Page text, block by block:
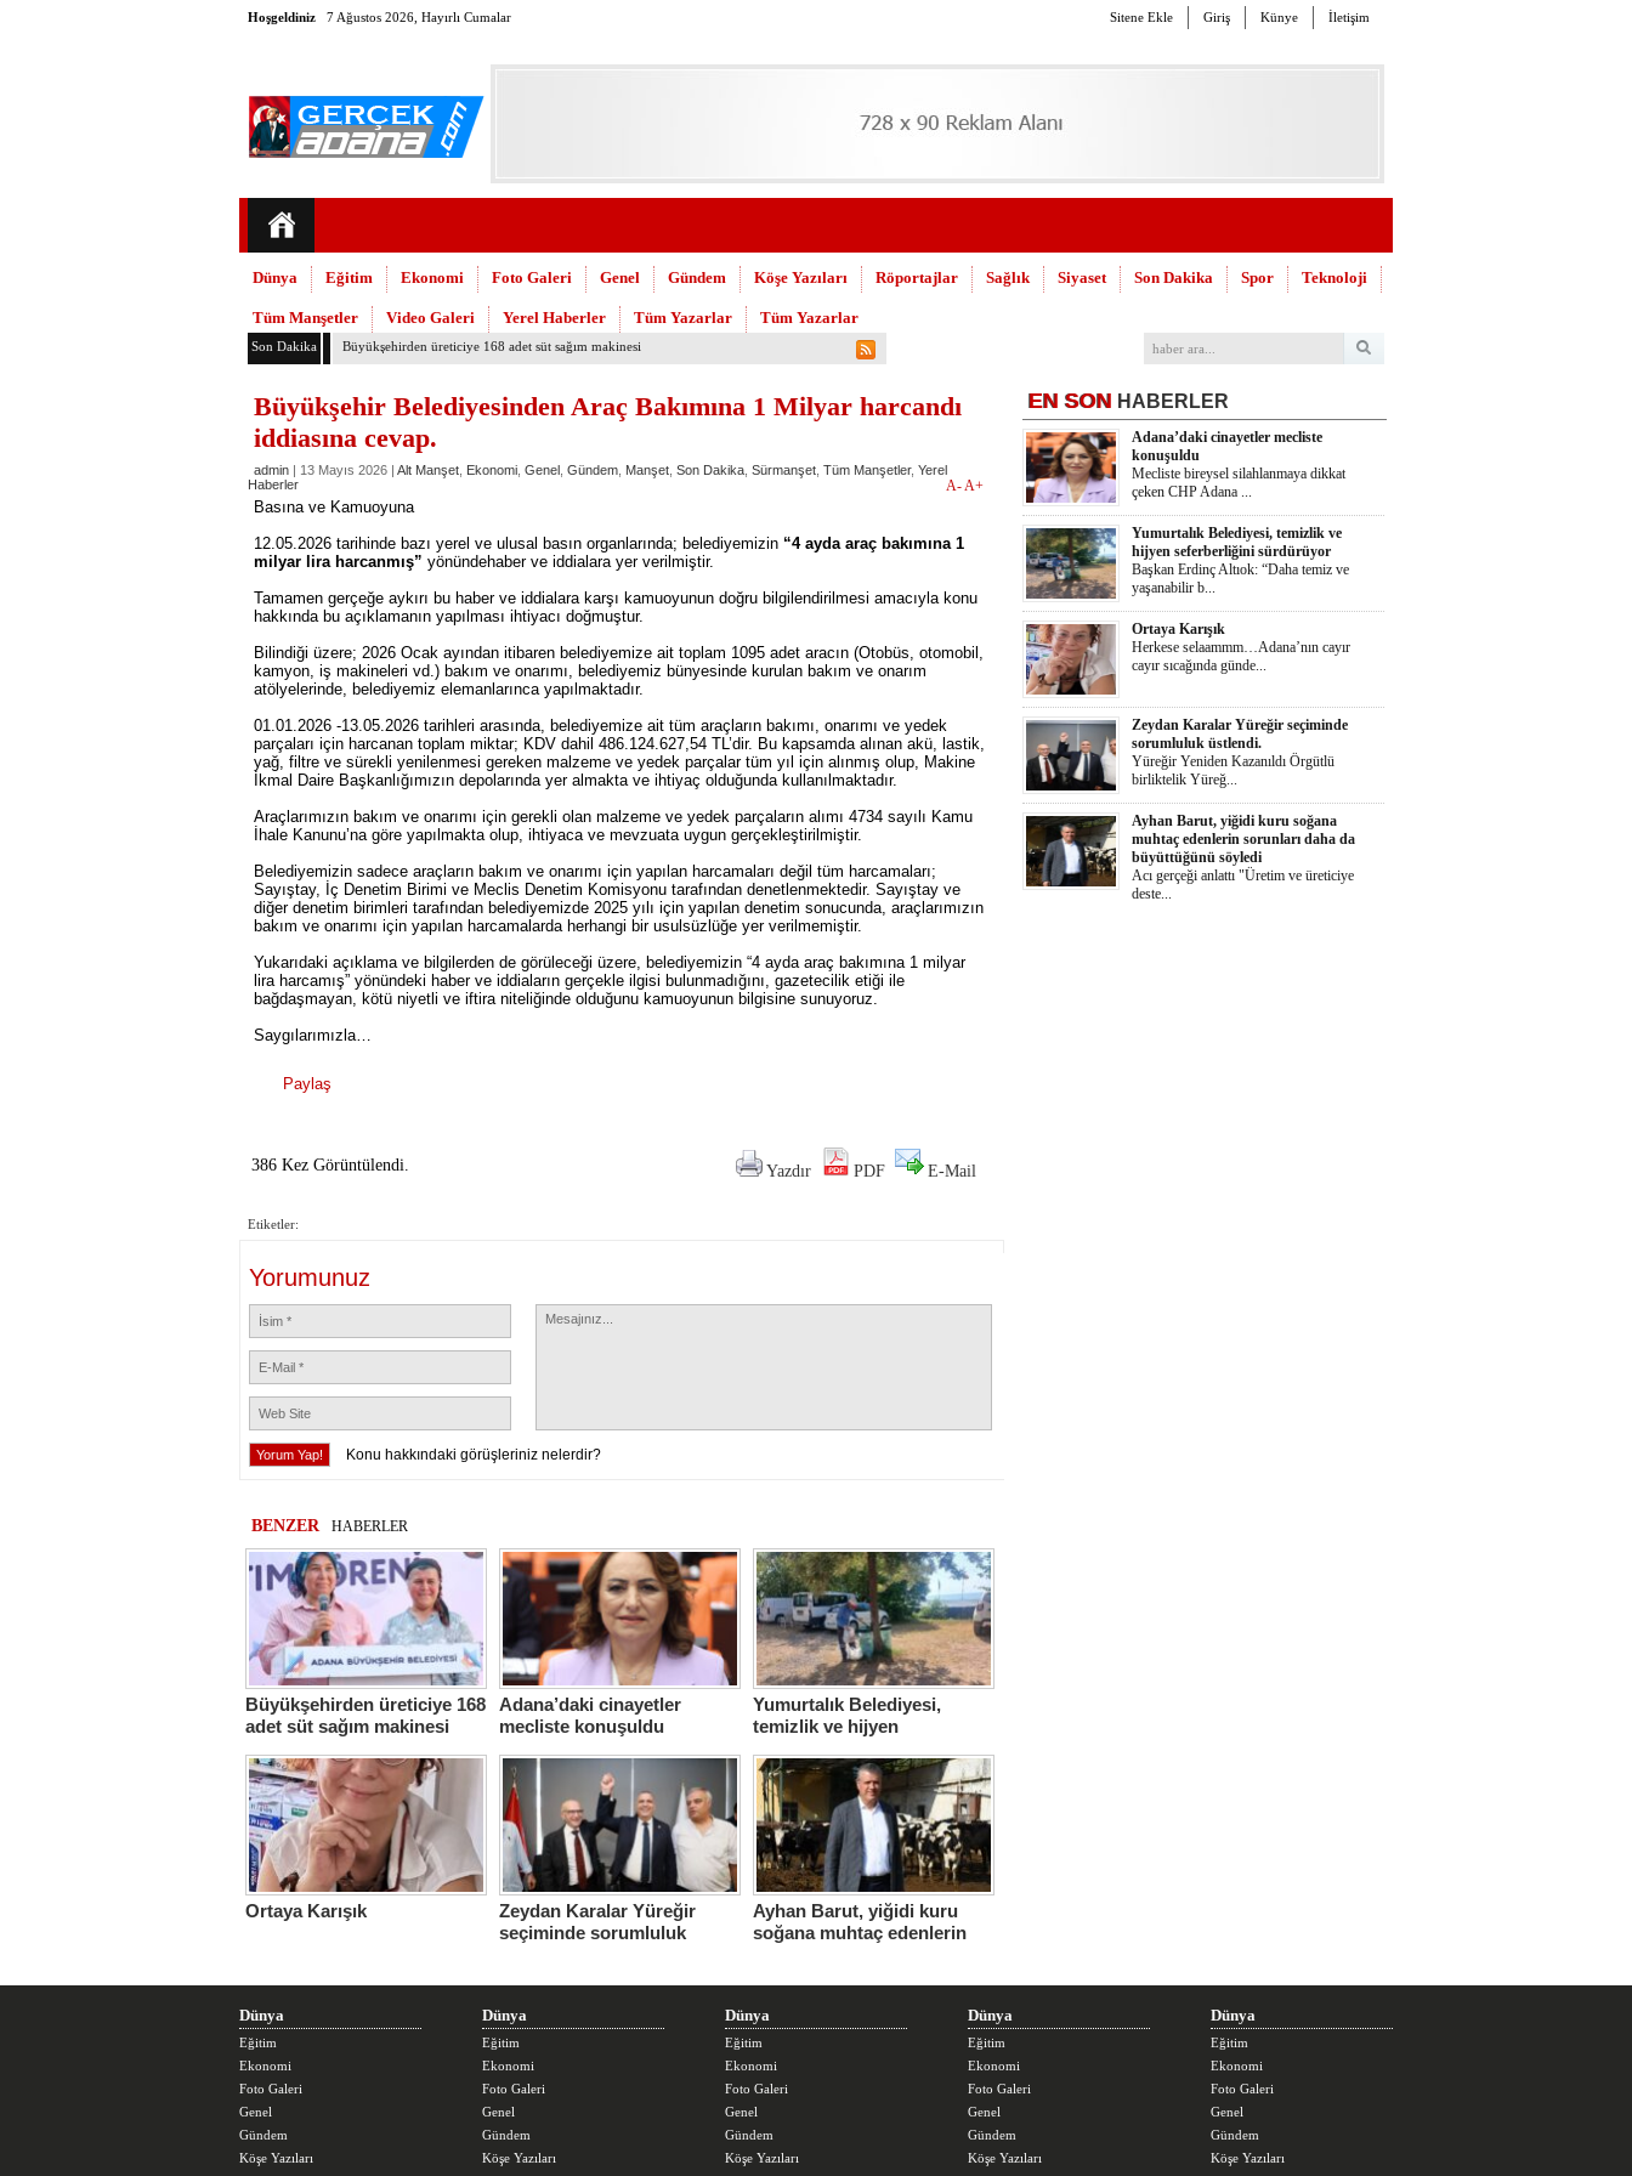
Hoşgeldiniz 7 Ağustos 2026, Hayırlı Cumalar Sitene Ekle Giriş Künye İletişim
Dünya Eğitim Ekonomi Foto Galeri Genel Gündem Köşe Yazıları Röportajlar Sağlık Siyaset Son Dakika Spor Teknoloji
Tüm Manşetler Video Galeri Yerel Haberler Tüm Yazarlar Tüm Yazarlar
Son Dakika Adana’daki cinayetler mecliste konuşuldu
Büyükşehir Belediyesinden Araç Bakımına 1 Milyar harcandı
iddiasına cevap.
admin | 13 Mayıs 2026 | Alt Manşet Ekonomi Genel Gündem Manşet Son Dakika Sürmanşet Tüm Manşetler, Yerel
Haberler
A-A+
Basına ve Kamuoyuna
12.05.2026 tarihinde bazı yerel ve ulusal basın organlarında; belediyemizin “4 ayda araç bakımına 1
milyar lira harcanmış” yönündehaber ve iddialara yer verilmiştir.
Tamamen gerçeğe aykırı bu haber ve iddialara karşı kamuoyunun doğru bilgilendirilmesi amacıyla konu
hakkında bu açıklamanın yapılması ihtiyacı doğmuştur.
Bilindiği üzere; 2026 Ocak ayından itibaren belediyemize ait toplam 1095 adet aracın (Otobüs, otomobil,
kamyon, iş makineleri vd.) bakım ve onarımı, belediyemiz bünyesinde kurulan bakım ve onarım
atölyelerinde, belediyemiz elemanlarınca yapılmaktadır.
01.01.2026 -13.05.2026 tarihleri arasında, belediyemize ait tüm araçların bakımı, onarımı ve yedek
parçaları için harcanan toplam miktar; KDV dahil 486.124.627,54 TL’dir. Bu kapsamda alınan akü, lastik,
yağ, filtre ve sürekli yenilenmesi gereken malzeme ve yedek parçalar tüm yıl için alınmış olup, Makine
İkmal Daire Başkanlığımızın depolarında yer almakta ve ihtiyaç olduğunda kullanılmaktadır.
Araçlarımızın bakım ve onarımı için gerekli olan malzeme ve yedek parçaların alımı 4734 sayılı Kamu
İhale Kanunu’na göre yapılmakta olup, ihtiyaca ve mevzuata uygun gerçekleştirilmiştir.
Belediyemizin sadece araçların bakım ve onarımı için yapılan harcamaları değil tüm harcamaları;
Sayıştay, İç Denetim Birimi ve Meclis Denetim Komisyonu tarafından denetlenmektedir. Sayıştay ve
diğer denetim birimleri tarafından belediyemizde 2025 yılı için yapılan denetim sonucunda, araçlarımızın
bakım ve onarımı için yapılan harcamalarda herhangi bir usulsüzlüğe yer verilmemiştir.
Yukarıdaki açıklama ve bilgilerden de görüleceği üzere, belediyemizin “4 ayda araç bakımına 1 milyar
lira harcamış” yönündeki haber ve iddiaların gerçekle ilgisi bulunmadığını, gazetecilik etiği ile
bağdaşmayan, kötü niyetli ve iftira niteliğinde olduğunu kamuoyunun bilgisine sunuyoruz.
Saygılarımızla…
Paylaş
386 Kez Görüntülendi. Yazdır PDF E-Mail
Etiketler:
Yorumunuz
Konu hakkındaki görüşleriniz nelerdir?
BENZER HABERLER
Büyükşehirden üreticiye 168
adet süt sağım makinesi
Adana’daki cinayetler
mecliste konuşuldu
Yumurtalık Belediyesi,
temizlik ve hijyen
Ortaya Karışık Zeydan Karalar Yüreğir
seçiminde sorumluluk
Ayhan Barut, yiğidi kuru
soğana muhtaç edenlerin
EN SON HABERLER
Adana’daki cinayetler mecliste
konuşuldu
Mecliste bireysel silahlanmaya dikkat
çeken CHP Adana ...
Yumurtalık Belediyesi, temizlik ve
hijyen seferberliğini sürdürüyor
Başkan Erdinç Altıok: “Daha temiz ve
yaşanabilir b...
Ortaya Karışık
Herkese selaammm…Adana’nın cayır
cayır sıcağında günde...
Zeydan Karalar Yüreğir seçiminde
sorumluluk üstlendi.
Yüreğir Yeniden Kazanıldı Örgütlü
birliktelik Yüreğ...
Ayhan Barut, yiğidi kuru soğana
muhtaç edenlerin sorunları daha da
büyüttüğünü söyledi
Acı gerçeği anlattı "Üretim ve üreticiye
deste...
Dünya
Eğitim
Ekonomi
Foto Galeri
Genel
Gündem
Köşe Yazıları
Dünya
Eğitim
Ekonomi
Foto Galeri
Genel
Gündem
Köşe Yazıları
Dünya
Eğitim
Ekonomi
Foto Galeri
Genel
Gündem
Köşe Yazıları
Dünya
Eğitim
Ekonomi
Foto Galeri
Genel
Gündem
Köşe Yazıları
Dünya
Eğitim
Ekonomi
Foto Galeri
Genel
Gündem
Köşe Yazıları